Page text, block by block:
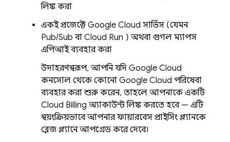
লিঙ্ক করা
একই প্রজেক্টে Google Cloud সার্ভিস (যেমন
Pub/Sub বা Cloud Run ) অথবা গুগল ম্যাপস
এপিআই ব্যবহার করা
উদাহরণস্বরূপ, আপনি যদি Google Cloud
কনসোল থেকে কোনো Google Cloud পরিষেবা
ব্যবহার করা শুরু করেন, তাহলে আপনাকে একটি
Cloud Billing অ্যাকাউন্ট লিঙ্ক করতে হবে — এটি
স্বয়ংক্রিয়ভাবে আপনার ফায়ারবেস প্রাইসিং প্ল্যানকে
ব্লেজ প্ল্যানে আপগ্রেড করে দেবে।